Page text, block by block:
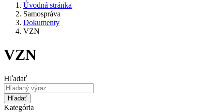
Úvodná stránka
Samospráva
Dokumenty
VZN
VZN
Hľadať
Hľadať
Kategória